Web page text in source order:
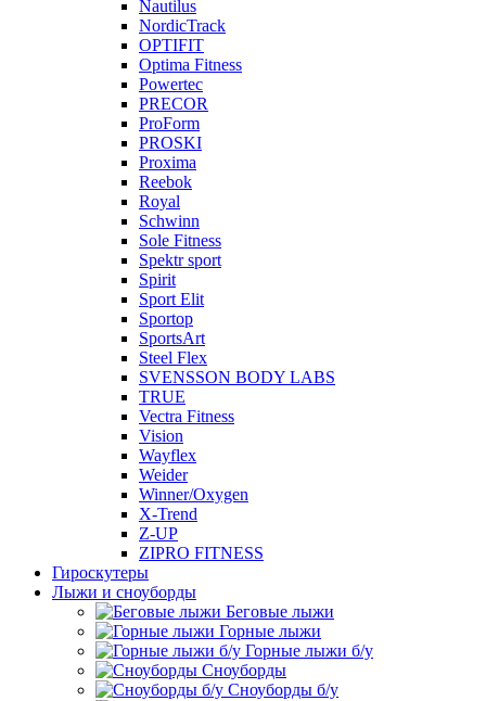
Nautilus
NordicTrack
OPTIFIT
Optima Fitness
Powertec
PRECOR
ProForm
PROSKI
Proxima
Reebok
Royal
Schwinn
Sole Fitness
Spektr sport
Spirit
Sport Elit
Sportop
SportsArt
Steel Flex
SVENSSON BODY LABS
TRUE
Vectra Fitness
Vision
Wayflex
Weider
Winner/Oxygen
X-Trend
Z-UP
ZIPRO FITNESS
Гироскутеры
Лыжи и сноуборды
Беговые лыжи
Горные лыжи
Горные лыжи б/у
Сноуборды
Сноуборды б/у